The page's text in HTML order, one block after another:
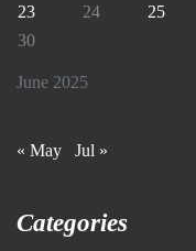
June 2025
23
24 25
30
« May Jul »
Categories